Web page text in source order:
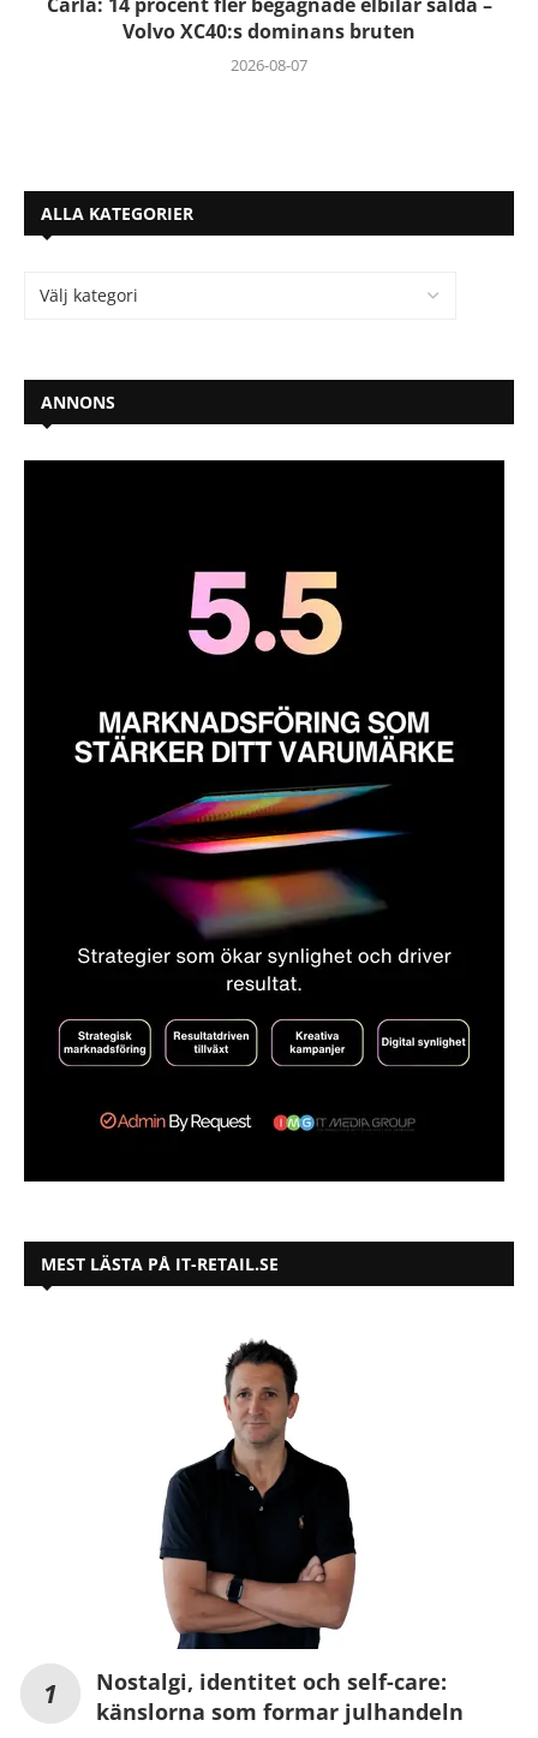
Volvo XC40:s dominans bruten
2026-08-07
ALLA KATEGORIER
ANNONS
MEST LÄSTA PÅ IT-RETAIL.SE
Nostalgi, identitet och self-care:
känslorna som formar julhandeln